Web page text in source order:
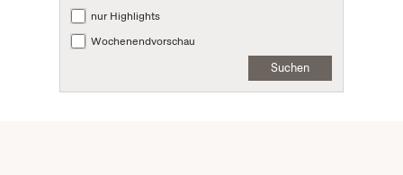
nur Highlights
Wochenendvorschau
Suchen